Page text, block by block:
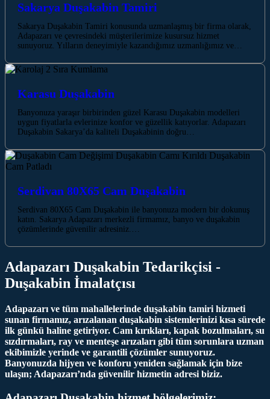
Sakarya Duşakabin Tamiri
Sakarya Duşakabin Tamiri konusunda uzmanlaşmış bir firma olarak,
Adapazarı ve çevresindeki müşterilerimize kusursuz hizmet
sunuyoruz. Yılların deneyimiyle kazandığımız uzmanlığımız ve…
Karasu Duşakabin
Banyonuza yaraşır birbirinden güzel Karasu Duşakabin modelleri
uygun fiyatlarla evlerinize konfor ve güzellik katıyorlar. Adapazarı
Duşakabin Sakarya’da kaliteli Duşakabinin doğru…
Serdivan 80X65 Cam Duşakabin
Serdivan 80X65 Cam Duşakabin ile banyonuza modern bir dokunuş
katın. Sakarya Adapazarı merkezli firmamız, banyo ve duşakabin
çözümlerinde güvenilir adresiniz.…
Adapazarı Duşakabin Tedarikçisi -
Duşakabin İmalatçısı
Adapazarı ve tüm mahallelerinde duşakabin tamiri hizmeti
sunan firmamız, arızalanan duşakabin sistemlerinizi kısa sürede
ilk günkü haline getiriyor. Cam kırıkları, kapak bozulmaları, su
sızdırmaları, ray ve menteşe arızaları gibi tüm sorunlara uzman
ekibimizle yerinde ve garantili çözümler sunuyoruz.
Banyonuzda hijyen ve konforu yeniden sağlamak için bize
ulaşın; Adapazarı’nda güvenilir hizmetin adresi biziz.